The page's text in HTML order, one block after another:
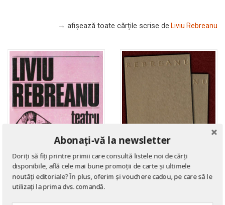
→ afișează toate cărțile scrise de Liviu Rebreanu
Abonați-vă la newsletter
Doriți să fiți printre primii care consultă listele noi de cărți
disponibile, află cele mai bune promoții de carte și ultimele
noutăți editoriale? În plus, oferim și vouchere cadou, pe care să le
utilizați la prima dvs. comandă.